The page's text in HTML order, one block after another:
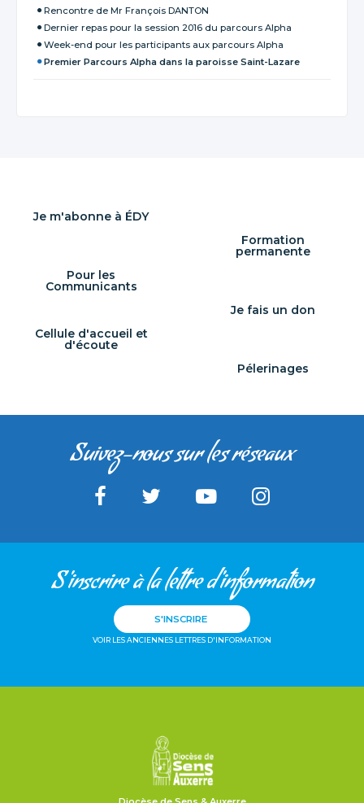
Rencontre de Mr François DANTON
Dernier repas pour la session 2016 du parcours Alpha
Week-end pour les participants aux parcours Alpha
Premier Parcours Alpha dans la paroisse Saint-Lazare
Je m'abonne à ÉDY
Formation
permanente
Pour les
Communicants
Je fais un don
Cellule d'accueil et
d'écoute
Pélerinages
Suivez-nous sur les réseaux
S'inscrire à la lettre d'information
S'INSCRIRE
VOIR LES ANCIENNES LETTRES D'INFORMATION